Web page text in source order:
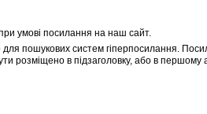
умові посилання на наш сайт.
пошукових систем гіперпосилання.
розміщено в підзаголовку, або в першому